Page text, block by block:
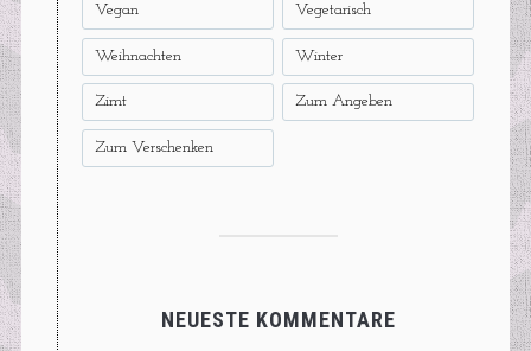
Vegan Vegetarisch
Weihnachten Winter
Zimt Zum Angeben
Zum Verschenken
NEUESTE KOMMENTARE